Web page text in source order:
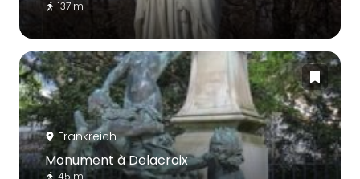
137 m
Frankreich
Monument à Delacroix
45 m